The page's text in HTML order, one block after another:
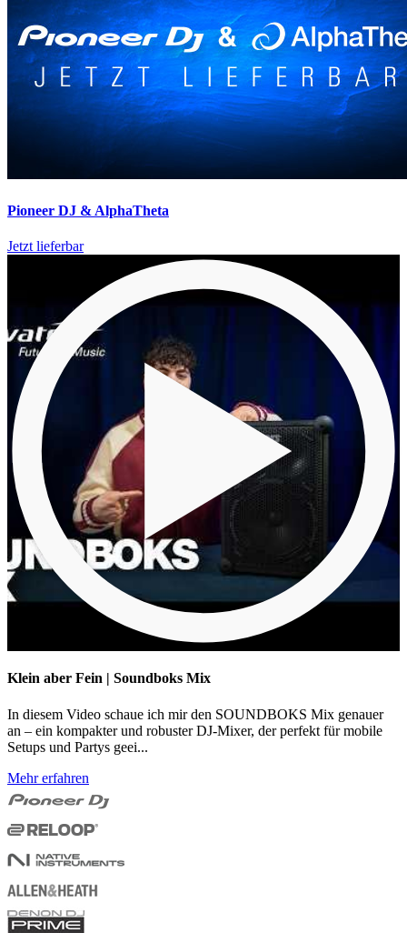
Pioneer DJ & AlphaTheta
Jetzt lieferbar
Klein aber Fein | Soundboks Mix
In diesem Video schaue ich mir den SOUNDBOKS Mix genauer
an – ein kompakter und robuster DJ-Mixer, der perfekt für mobile
Setups und Partys geei...
Mehr erfahren